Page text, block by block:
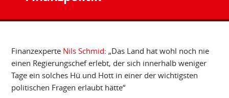
Finanzexperte Nils Schmid: „Das Land hat wohl noch nie
einen Regierungschef erlebt, der sich innerhalb weniger
Tage ein solches Hü und Hott in einer der wichtigsten
politischen Fragen erlaubt hätte“